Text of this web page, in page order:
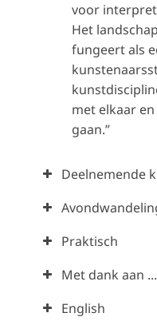
voor
Het
fungeert als
met elkaar
gaan.”
Deelnemende
Praktisch
Met dank aan ...
English